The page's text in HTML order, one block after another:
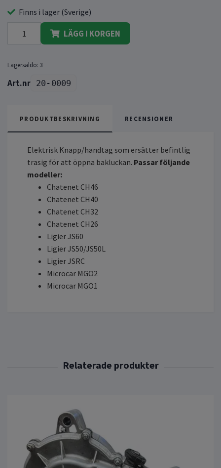
Finns i lager (Sverige)
LÄGG I KORGEN
Lagersaldo: 3
20-0009
PRODUKTBESKRIVNING RECENSIONER
Elektrisk Knapp/handtag som ersätter befintlig
trasig för att öppna bakluckan. Passar följande
modeller:
Chatenet CH46
Chatenet CH40
Chatenet CH32
Chatenet CH26
Ligier JS60
Ligier JS50/JS50L
Ligier JSRC
Microcar MGO2
Microcar MGO1